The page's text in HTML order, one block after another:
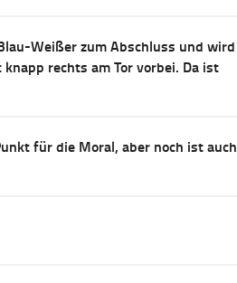
Weißer zum Abschluss und wird
rechts am Tor vorbei. Da ist
für die Moral, aber noch ist auch